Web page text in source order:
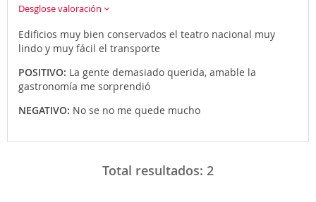
Desglose valoración
Edificios muy bien conservados el teatro nacional muy
lindo y muy fácil el transporte
POSITIVO: La gente demasiado querida, amable la
gastronomía me sorprendió
NEGATIVO: No se no me quede mucho
Total resultados: 2